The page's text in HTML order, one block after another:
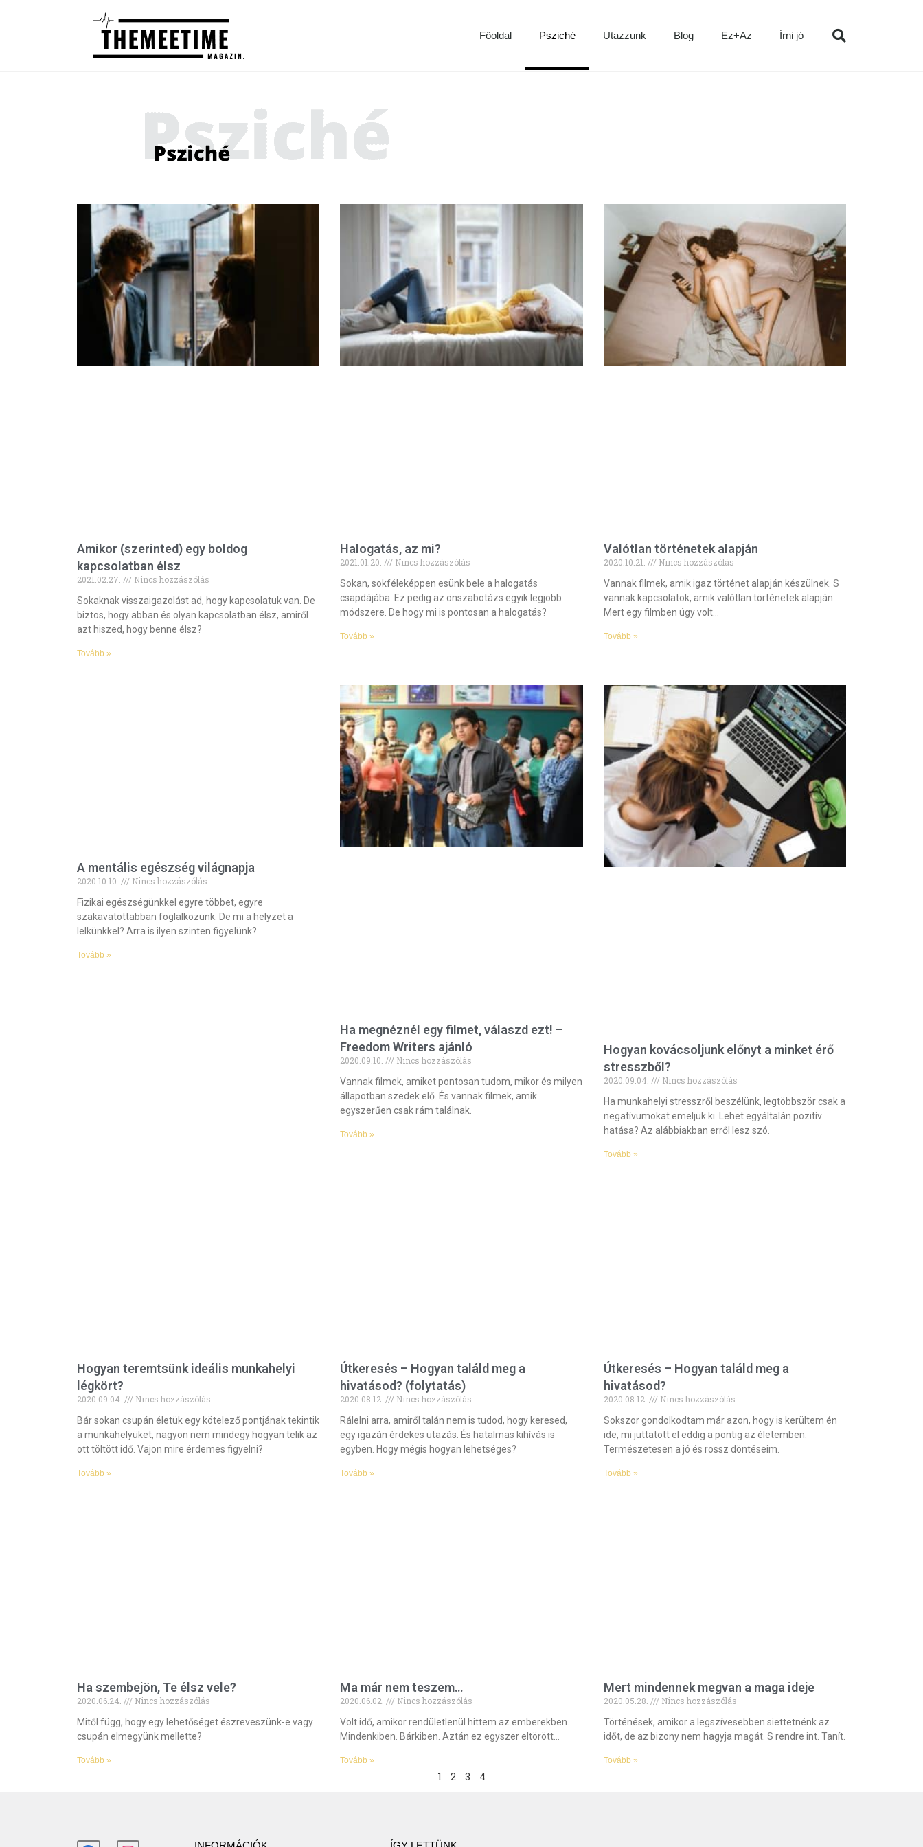
Főoldal Psziché Utazzunk Blog Ez+Az Írni jó
Amikor (szerinted) egy boldog
kapcsolatban élsz
2021.02.27.
Nincs hozzászólás
Sokaknak visszaigazolást ad, hogy kapcsolatuk van. De
biztos, hogy abban és olyan kapcsolatban élsz, amiről
azt hiszed, hogy benne élsz?
Tovább »
Halogatás, az mi?
2021.01.20.
Nincs hozzászólás
Sokan, sokféleképpen esünk bele a halogatás
csapdájába. Ez pedig az önszabotázs egyik legjobb
módszere. De hogy mi is pontosan a halogatás?
Tovább »
Valótlan történetek alapján
2020.10.21.
Nincs hozzászólás
Vannak filmek, amik igaz történet alapján készülnek. S
vannak kapcsolatok, amik valótlan történetek alapján.
Mert egy filmben úgy volt…
Tovább »
A mentális egészség világnapja
2020.10.10.
Nincs hozzászólás
Fizikai egészségünkkel egyre többet, egyre
szakavatottabban foglalkozunk. De mi a helyzet a
lelkünkkel? Arra is ilyen szinten figyelünk?
Tovább »
Ha megnéznél egy filmet, válaszd ezt! –
Freedom Writers ajánló
2020.09.10.
Nincs hozzászólás
Vannak filmek, amiket pontosan tudom, mikor és milyen
állapotban szedek elő. És vannak filmek, amik
egyszerűen csak rám találnak.
Tovább »
Hogyan kovácsoljunk előnyt a minket érő
stresszből?
2020.09.04.
Nincs hozzászólás
Ha munkahelyi stresszről beszélünk, legtöbbször csak a
negatívumokat emeljük ki. Lehet egyáltalán pozitív
hatása? Az alábbiakban erről lesz szó.
Tovább »
Hogyan teremtsünk ideális munkahelyi
légkört?
2020.09.04.
Nincs hozzászólás
Bár sokan csupán életük egy kötelező pontjának tekintik
a munkahelyüket, nagyon nem mindegy hogyan telik az
ott töltött idő. Vajon mire érdemes figyelni?
Tovább »
Útkeresés – Hogyan találd meg a
hivatásod? (folytatás)
2020.08.12.
Nincs hozzászólás
Rálelni arra, amiről talán nem is tudod, hogy keresed,
egy igazán érdekes utazás. És hatalmas kihívás is
egyben. Hogy mégis hogyan lehetséges?
Tovább »
Útkeresés – Hogyan találd meg a
hivatásod?
2020.08.12.
Nincs hozzászólás
Sokszor gondolkodtam már azon, hogy is kerültem én
ide, mi juttatott el eddig a pontig az életemben.
Természetesen a jó és rossz döntéseim.
Tovább »
Ha szembejön, Te élsz vele?
2020.06.24.
Nincs hozzászólás
Mitől függ, hogy egy lehetőséget észreveszünk-e vagy
csupán elmegyünk mellette?
Tovább »
Ma már nem teszem…
2020.06.02.
Nincs hozzászólás
Volt idő, amikor rendületlenül hittem az emberekben.
Mindenkiben. Bárkiben. Aztán ez egyszer eltörött…
Tovább »
Mert mindennek megvan a maga ideje
2020.05.28.
Nincs hozzászólás
Történések, amikor a legszívesebben siettetnénk az
időt, de az bizony nem hagyja magát. S rendre int. Tanít.
Tovább »
1 2 3 4